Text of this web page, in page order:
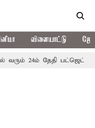
விளையாட்டு
24ம் தேதி பட்ஜெட்